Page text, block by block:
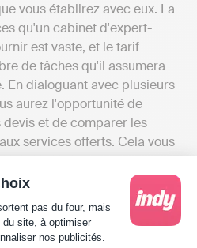
du Consentement :
pas du four, mais
du site, à optimiser
nos publicités.
vous établirez avec eux. La
qu'un cabinet d'expert-
est vaste, et le tarif
de tâches qu'il assumera
En dialoguant avec plusieurs
aurez l'opportunité de
et de comparer les
services offerts. Cela vous
une vue d'ensemble des
disponibles à La
des cabinets d'experts-
débuter entre 1000 et